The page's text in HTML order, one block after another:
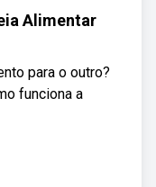
Alimentar
para o outro?
funciona a